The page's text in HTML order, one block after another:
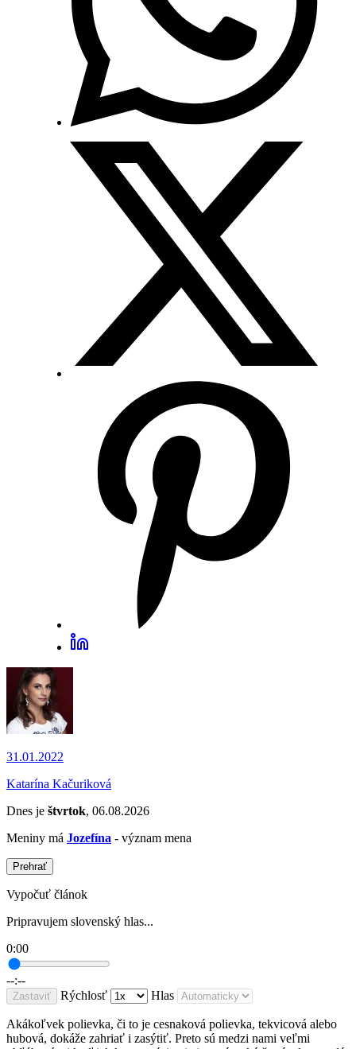
31.01.2022
Katarína Kačuriková
Dnes je štvrtok, 06.08.2026
Meniny má Jozefína - význam mena
Prehrať
Vypočuť článok
Pripravujem slovenský hlas...
0:00
--:--
Zastaviť Rýchlosť Hlas
Akákoľvek polievka, či to je cesnaková polievka, tekvicová alebo
hubová, dokáže zahriať i zasýtiť. Preto sú medzi nami veľmi